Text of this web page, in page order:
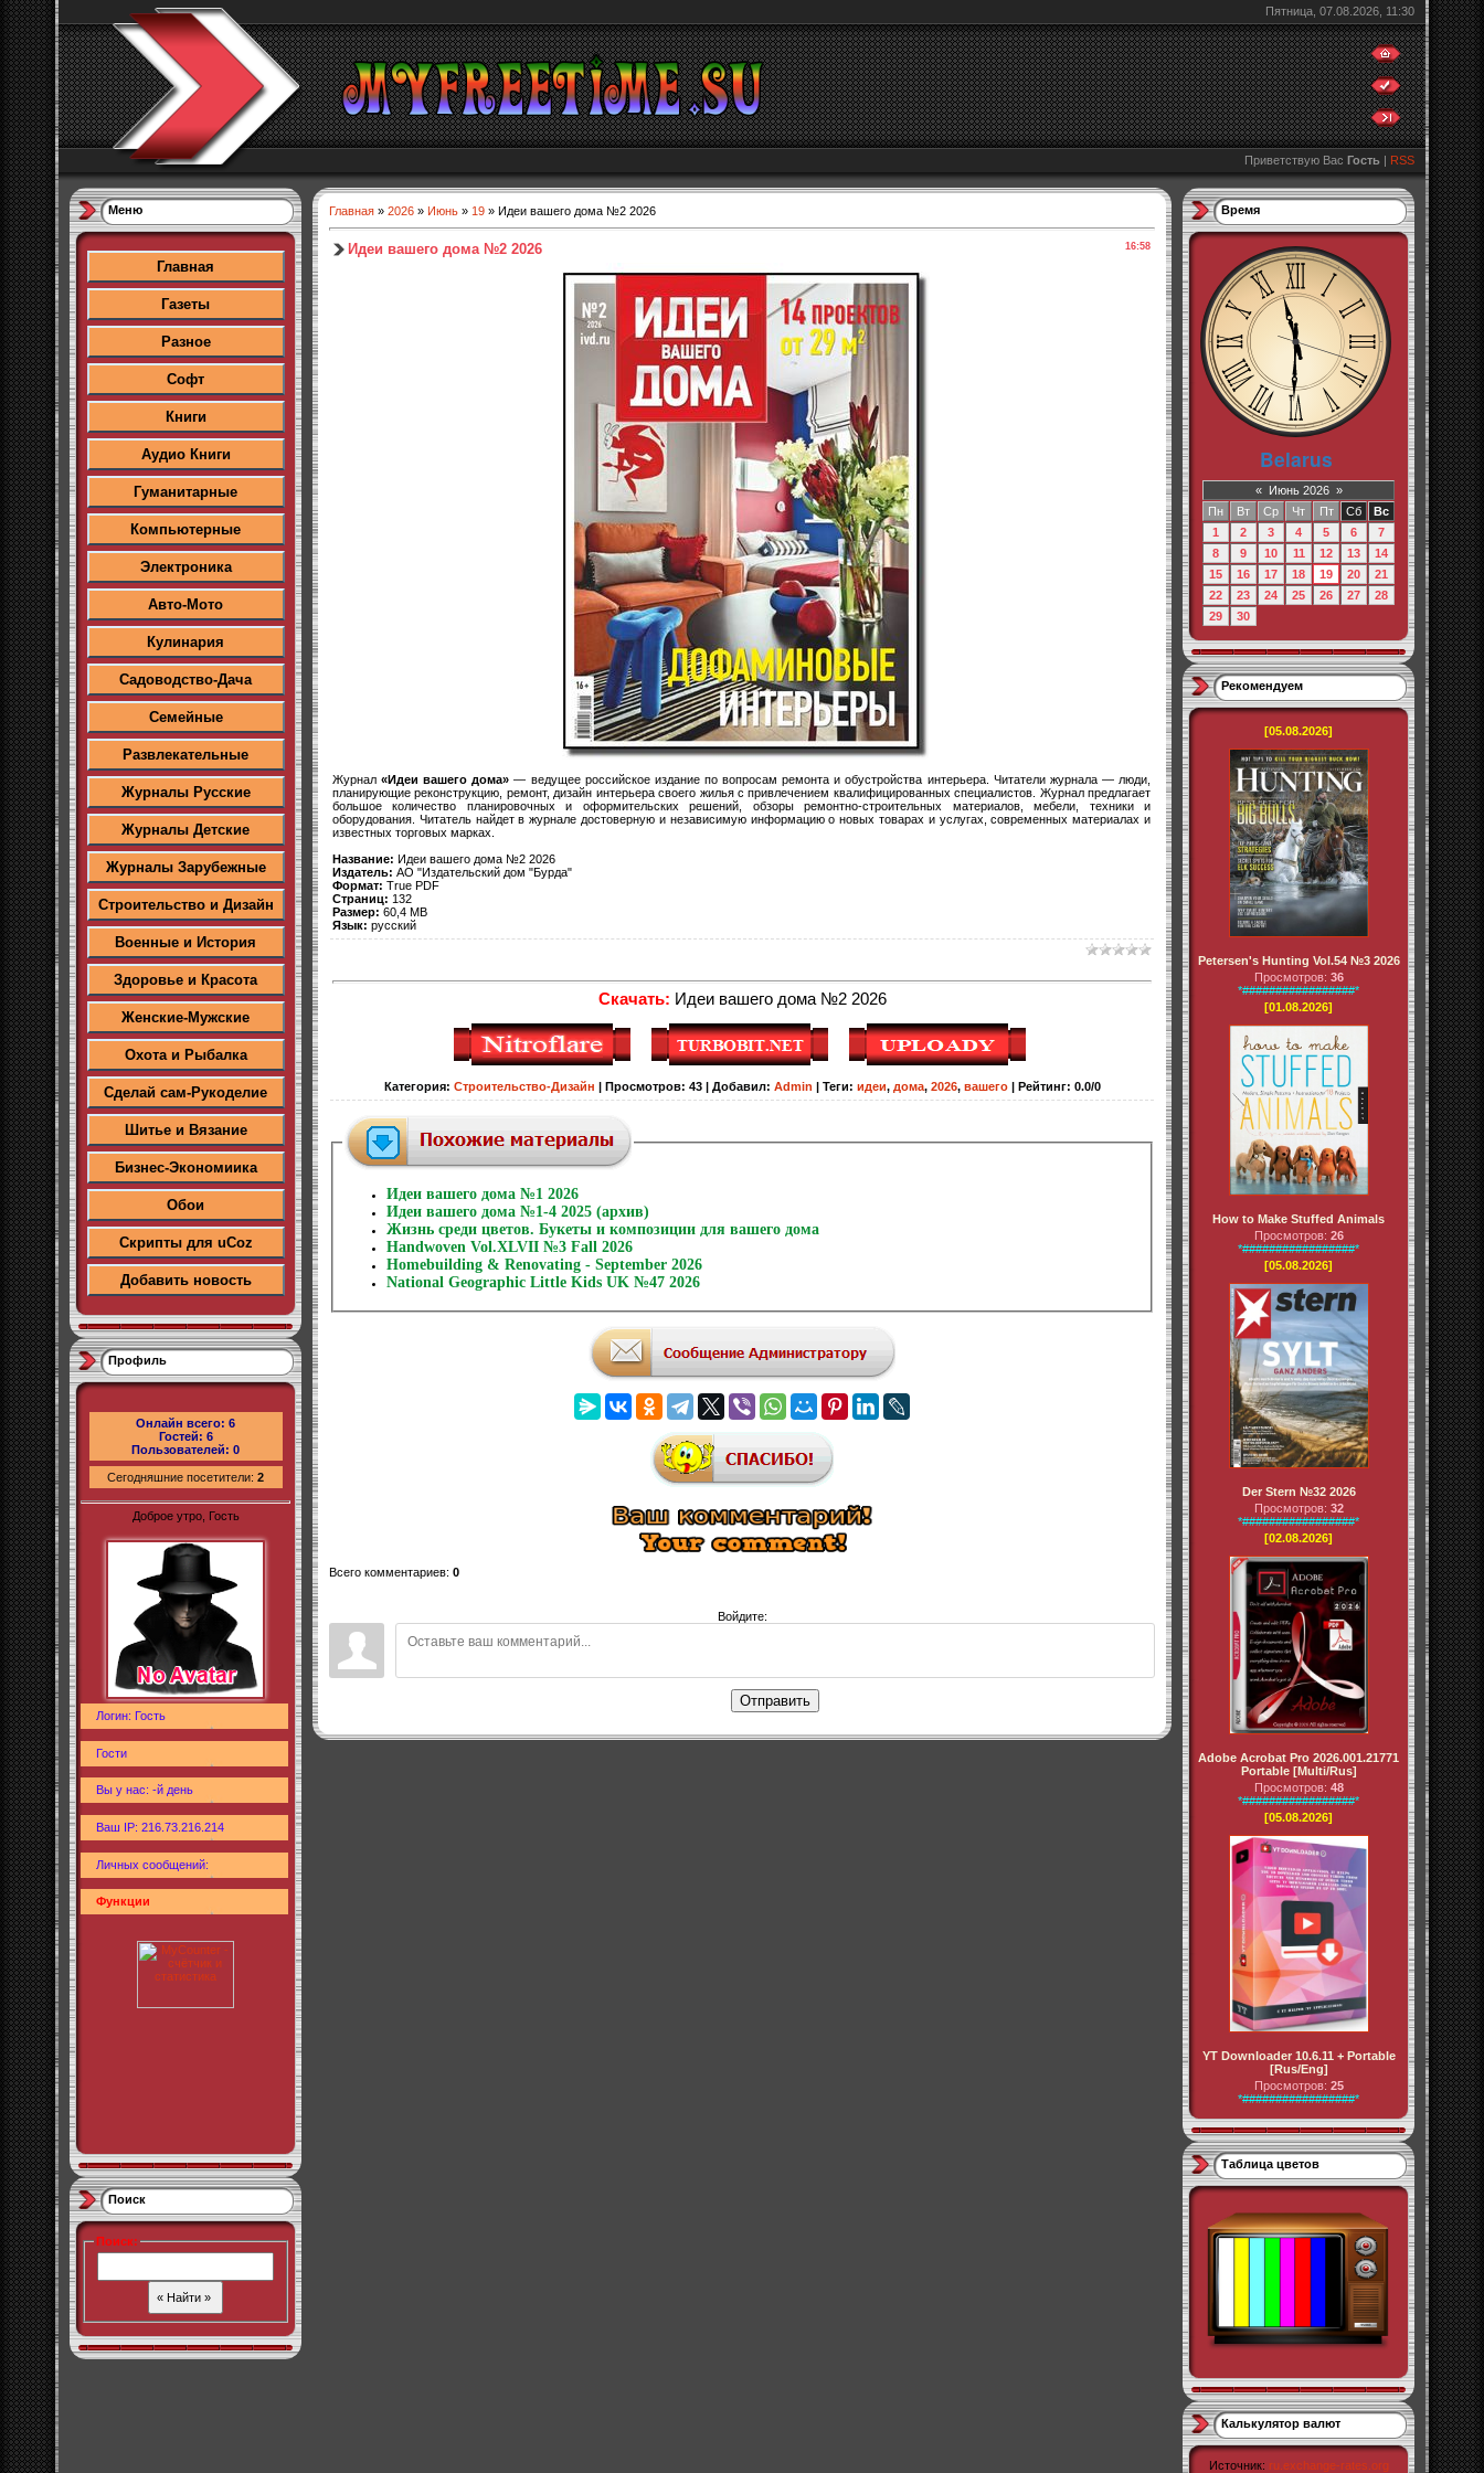
Пятница, 07.08.2026, 11:30
Приветствую Вас Гость | RSS
Меню
Главная
Газеты
Разное
Софт
Книги
Аудио Книги
Гуманитарные
Компьютерные
Электроника
Авто-Мото
Кулинария
Садоводство-Дача
Семейные
Развлекательные
Журналы Русские
Журналы Детские
Журналы Зарубежные
Строительство и Дизайн
Военные и История
Здоровье и Красота
Женские-Мужские
Охота и Рыбалка
Сделай сам-Рукоделие
Шитье и Вязание
Бизнес-Экономиика
Обои
Скрипты для uCoz
Добавить новость
Профиль
Онлайн всего: 6
Гостей: 6
Пользователей: 0
Сегодняшние посетители: 2
Доброе утро, Гость
Логин: Гость
Гости
Вы у нас: -й день
Ваш IP: 216.73.216.214
Личных сообщений:
Функции
Поиск
Поиск:
Главная » 2026 » Июнь » 19 » Идеи вашего дома №2 2026
16:58
Идеи вашего дома №2 2026
Журнал«Идеи вашего дома» — ведущее российское издание по вопросам ремонта и обустройства интерьера. Читатели журнала — люди,
планирующие реконструкцию, ремонт, дизайн интерьера своего жилья с привлечением квалифицированных специалистов. Журнал предлагает
большое количество планировочных и оформительских решений, обзоры ремонтно-строительных материалов, мебели, техники и
оборудования. Читатель найдет в журнале достоверную и независимую информацию о новых товарах и услугах, современных материалах и
известных торговых марках.
Название: Идеи вашего дома №2 2026
Издатель: АО "Издательский дом "Бурда"
Формат: True PDF
Страниц: 132
Размер: 60,4 MB
Язык: русский
Скачать: Идеи вашего дома №2 2026
Категория: Строительство-Дизайн Просмотров: 43| Добавил: Admin Теги: идеи, дома, 2026, вашего Рейтинг: 0.0/0
Идеи вашего дома №1 2026
Идеи вашего дома №1-4 2025 (архив)
Жизнь среди цветов. Букеты и композиции для вашего дома
Handwoven Vol.XLVII №3 Fall 2026
Homebuilding & Renovating - September 2026
National Geographic Little Kids UK №47 2026
Всего комментариев: 0
Войдите:
Отправить
Время
« Июнь 2026 »
Пн
Вт Ср Чт Пт Сб
Вс
1
2 3 4 5 6
7
8
9 10 11 12 13
14
15
16 17 18 19 20
21
22
23 24 25 26 27
28
29
30
Рекомендуем
[05.08.2026]
Petersen's Hunting Vol.54 №3 2026
Просмотров: 36
*#################*
[01.08.2026]
How to Make Stuffed Animals
Просмотров: 26
*#################*
[05.08.2026]
Der Stern №32 2026
Просмотров: 32
*#################*
[02.08.2026]
Adobe Acrobat Pro 2026.001.21771
Portable [Multi/Rus]
Просмотров: 48
*#################*
[05.08.2026]
YT Downloader 10.6.11 + Portable
[Rus/Eng]
Просмотров: 25
*#################*
Таблица цветов
Калькулятор валют
Источник: ru.exchange-rates.org